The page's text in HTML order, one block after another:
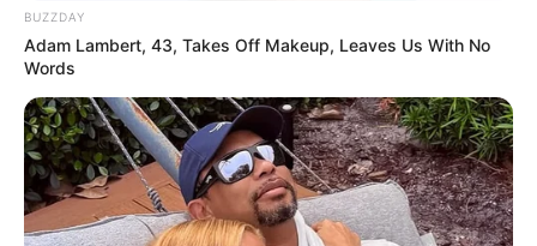
BUZZDAY
Adam Lambert, 43, Takes Off Makeup, Leaves Us With No
Words